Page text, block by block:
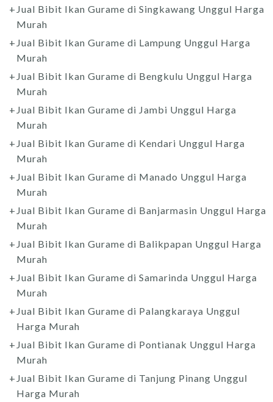
Jual Bibit Ikan Gurame di Singkawang Unggul Harga
Murah
Jual Bibit Ikan Gurame di Lampung Unggul Harga
Murah
Jual Bibit Ikan Gurame di Bengkulu Unggul Harga
Murah
Jual Bibit Ikan Gurame di Jambi Unggul Harga
Murah
Jual Bibit Ikan Gurame di Kendari Unggul Harga
Murah
Jual Bibit Ikan Gurame di Manado Unggul Harga
Murah
Jual Bibit Ikan Gurame di Banjarmasin Unggul Harga
Murah
Jual Bibit Ikan Gurame di Balikpapan Unggul Harga
Murah
Jual Bibit Ikan Gurame di Samarinda Unggul Harga
Murah
Jual Bibit Ikan Gurame di Palangkaraya Unggul
Harga Murah
Jual Bibit Ikan Gurame di Pontianak Unggul Harga
Murah
Jual Bibit Ikan Gurame di Tanjung Pinang Unggul
Harga Murah